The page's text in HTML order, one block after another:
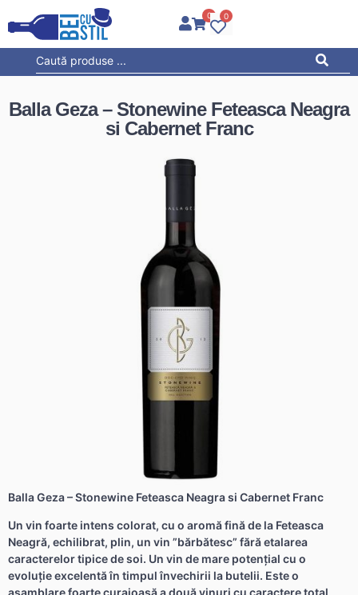
0 0
Balla Geza – Stonewine Feteasca Neagra
si Cabernet Franc
Balla Geza – Stonewine Feteasca Neagra si Cabernet Franc
Un vin foarte intens colorat, cu o aromă fină de la Feteasca
Neagră, echilibrat, plin, un vin ”bărbătesc” fără etalarea
caracterelor tipice de soi. Un vin de mare potențial cu o
evoluție excelentă în timpul învechirii la butelii. Este o
asamblare foarte curajoasă a două vinuri cu caractere total